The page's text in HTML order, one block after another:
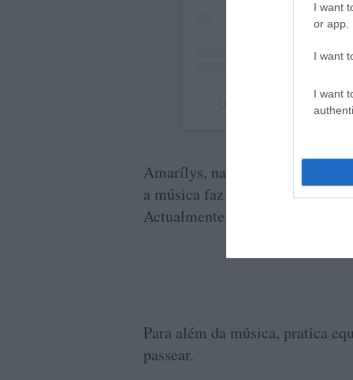
I want
or app.
I want
I want
Uma publicação
Amarílys, natural da Madeira,
a música faz parte do seu dia-
Actualmente, estuda canto no
Para além da música, pratica
passear.